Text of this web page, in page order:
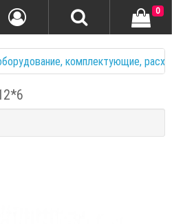
0
комплектующие,